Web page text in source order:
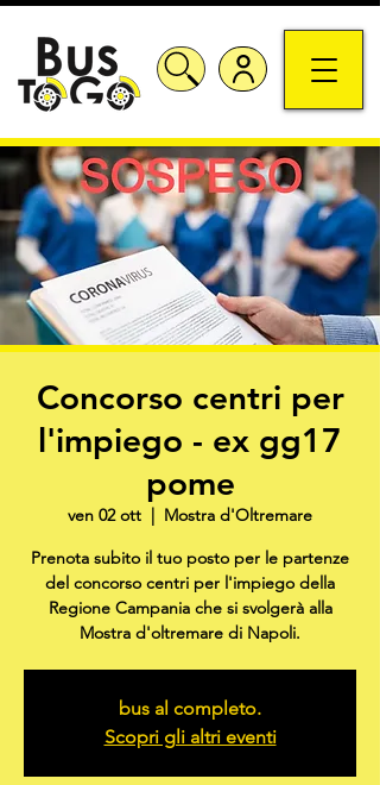
Concorso centri per
l'impiego - ex gg17
pome
ven 02 ott
  |
Mostra d'Oltremare
Prenota subito il tuo posto per le partenze
del concorso centri per l'impiego della
Regione Campania che si svolgerà alla
Mostra d'oltremare di Napoli.
bus al completo.
Scopri gli altri eventi